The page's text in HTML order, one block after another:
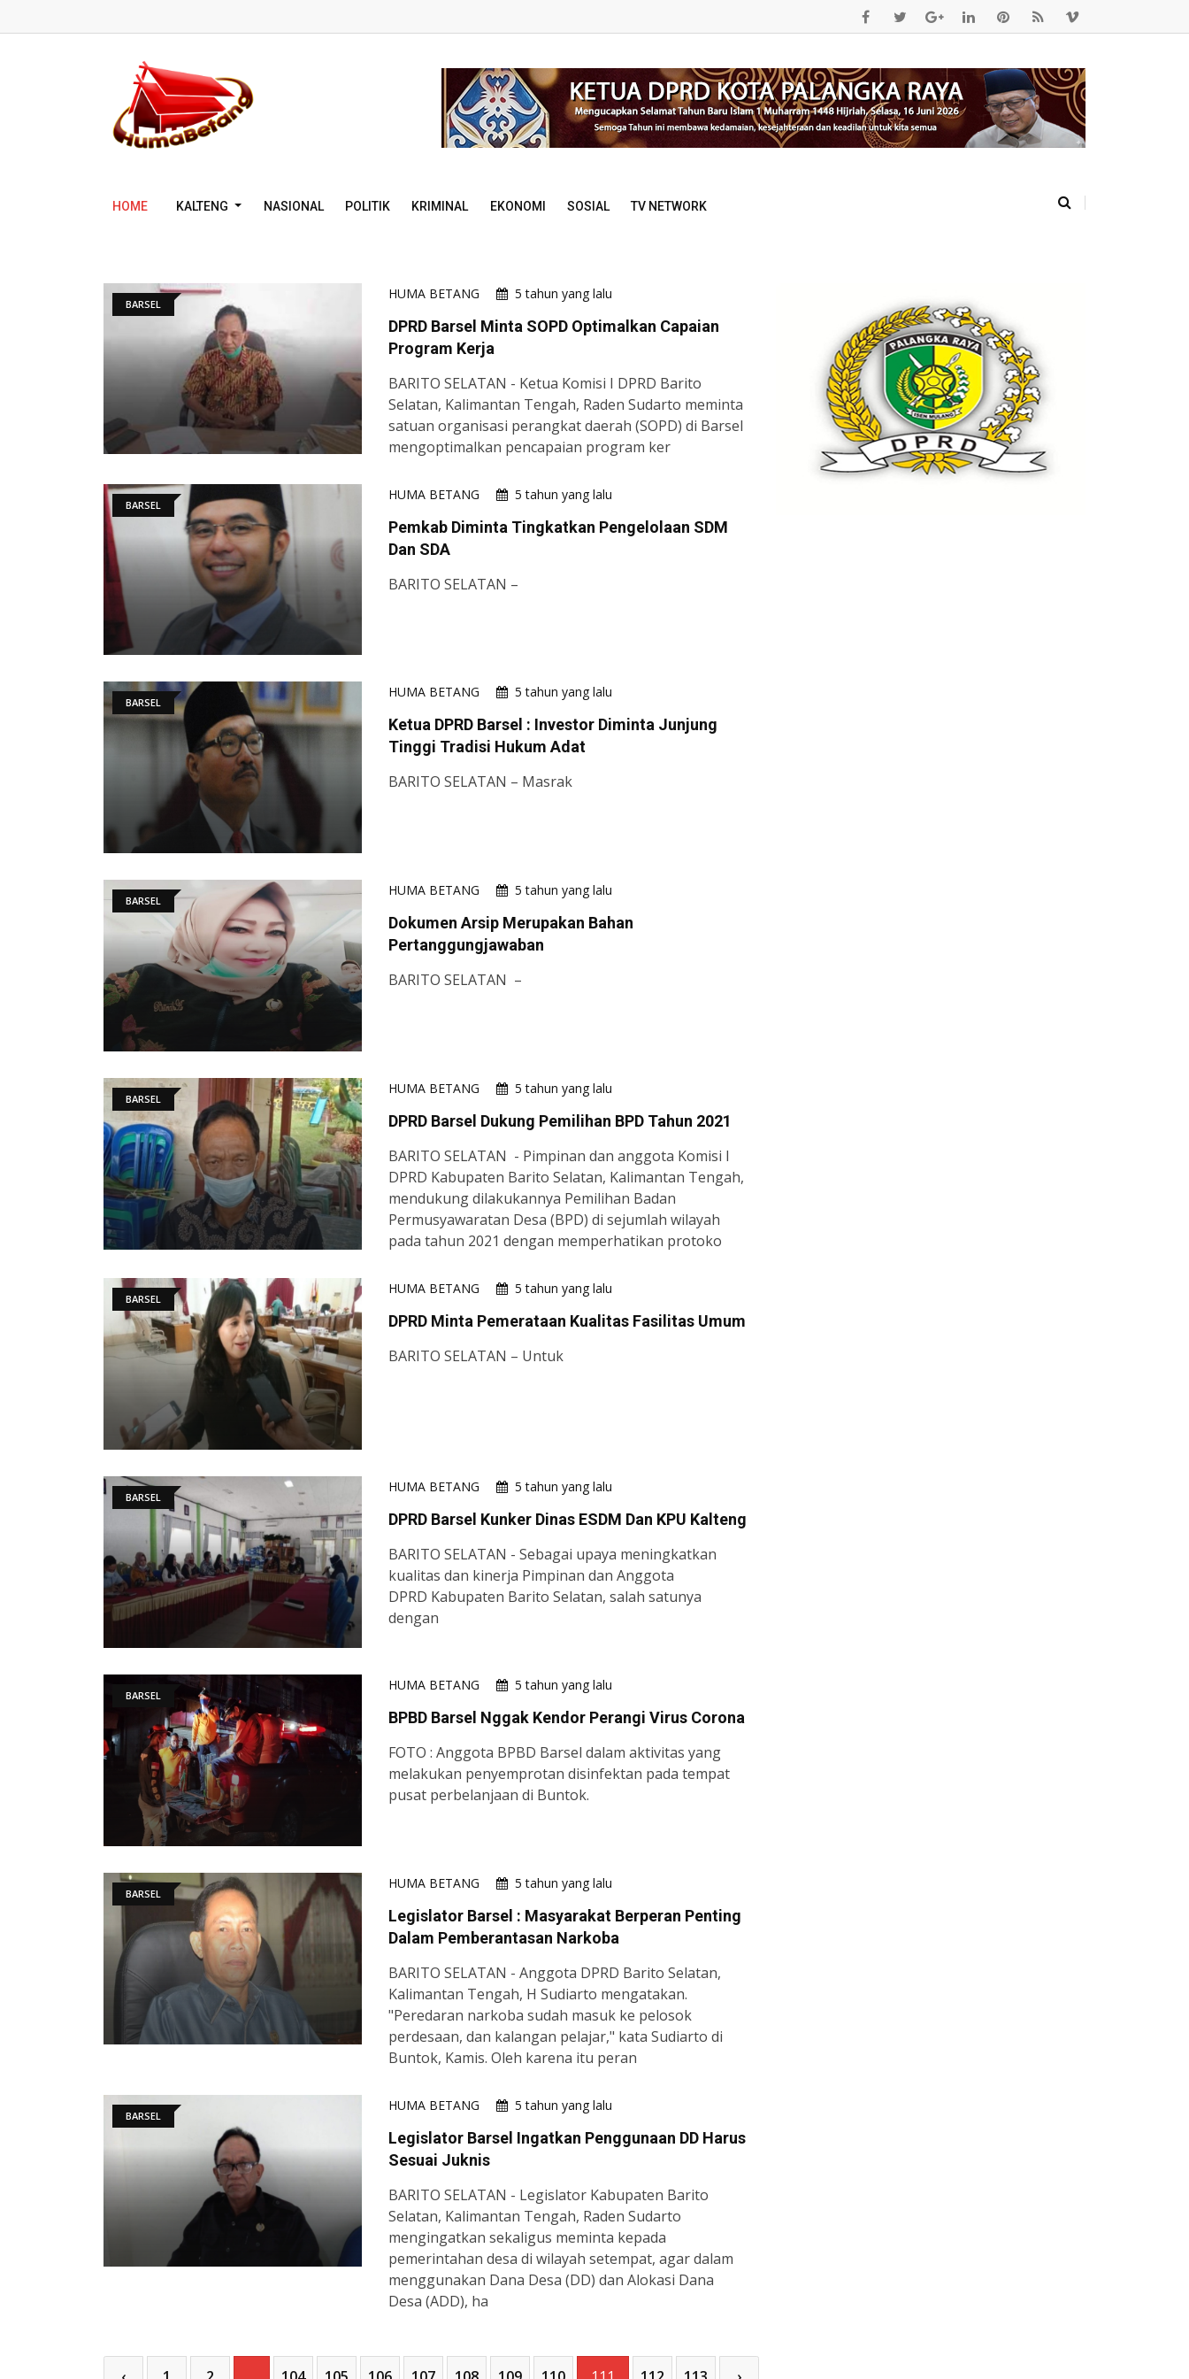
HOME KALTENG NASIONAL POLITIK KRIMINAL EKONOMI SOSIAL TV NETWORK
BARSEL
HUMA BETANG 5 tahun yang lalu
DPRD Barsel Minta SOPD Optimalkan Capaian
Program Kerja
BARITO SELATAN - Ketua Komisi I DPRD Barito
Selatan, Kalimantan Tengah, Raden Sudarto meminta
satuan organisasi perangkat daerah (SOPD) di Barsel
mengoptimalkan pencapaian program ker
BARSEL
HUMA BETANG 5 tahun yang lalu
Pemkab Diminta Tingkatkan Pengelolaan SDM
Dan SDA
BARITO SELATAN –
BARSEL
HUMA BETANG 5 tahun yang lalu
Ketua DPRD Barsel : Investor Diminta Junjung
Tinggi Tradisi Hukum Adat
BARITO SELATAN – Masrak
BARSEL
HUMA BETANG 5 tahun yang lalu
Dokumen Arsip Merupakan Bahan
Pertanggungjawaban
BARITO SELATAN –
BARSEL
HUMA BETANG 5 tahun yang lalu
DPRD Barsel Dukung Pemilihan BPD Tahun 2021
BARITO SELATAN - Pimpinan dan anggota Komisi I
DPRD Kabupaten Barito Selatan, Kalimantan Tengah,
mendukung dilakukannya Pemilihan Badan
Permusyawaratan Desa (BPD) di sejumlah wilayah
pada tahun 2021 dengan memperhatikan protoko
BARSEL
HUMA BETANG 5 tahun yang lalu
DPRD Minta Pemerataan Kualitas Fasilitas Umum
BARITO SELATAN – Untuk
BARSEL
HUMA BETANG 5 tahun yang lalu
DPRD Barsel Kunker Dinas ESDM Dan KPU Kalteng
BARITO SELATAN - Sebagai upaya meningkatkan
kualitas dan kinerja Pimpinan dan Anggota
DPRD Kabupaten Barito Selatan, salah satunya
dengan
BARSEL
HUMA BETANG 5 tahun yang lalu
BPBD Barsel Nggak Kendor Perangi Virus Corona
FOTO : Anggota BPBD Barsel dalam aktivitas yang
melakukan penyemprotan disinfektan pada tempat
pusat perbelanjaan di Buntok.
BARSEL
HUMA BETANG 5 tahun yang lalu
Legislator Barsel : Masyarakat Berperan Penting
Dalam Pemberantasan Narkoba
BARITO SELATAN - Anggota DPRD Barito Selatan,
Kalimantan Tengah, H Sudiarto mengatakan.
"Peredaran narkoba sudah masuk ke pelosok
perdesaan, dan kalangan pelajar," kata Sudiarto di
Buntok, Kamis. Oleh karena itu peran
BARSEL
HUMA BETANG 5 tahun yang lalu
Legislator Barsel Ingatkan Penggunaan DD Harus
Sesuai Juknis
BARITO SELATAN - Legislator Kabupaten Barito
Selatan, Kalimantan Tengah, Raden Sudarto
mengingatkan sekaligus meminta kepada
pemerintahan desa di wilayah setempat, agar dalam
menggunakan Dana Desa (DD) dan Alokasi Dana
Desa (ADD), ha